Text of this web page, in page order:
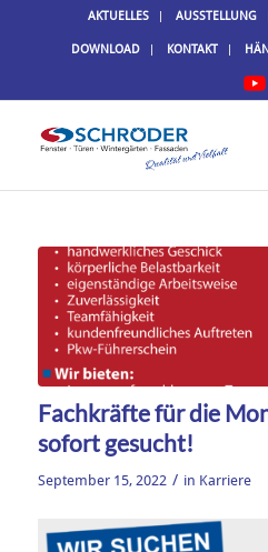
AKTUELLES AUSSTELLUNG
DOWNLOAD KONTAKT
Fachkräfte für die
sofort gesucht!
September 15, 2022 / in Karriere